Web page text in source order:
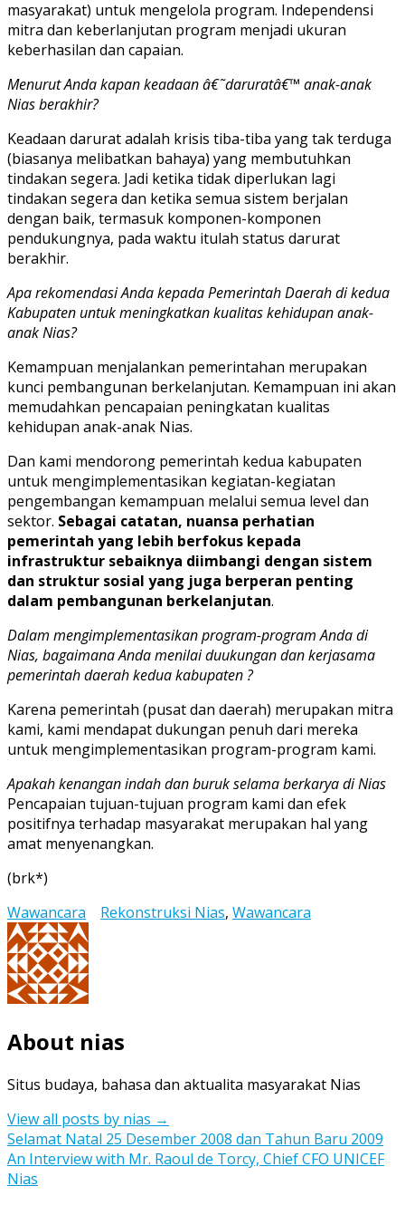
masyarakat) untuk mengelola program. Independensi
mitra dan keberlanjutan program menjadi ukuran
keberhasilan dan capaian.
Menurut Anda kapan keadaan â€˜daruratâ€™ anak-anak
Nias berakhir?
Keadaan darurat adalah krisis tiba-tiba yang tak terduga
(biasanya melibatkan bahaya) yang membutuhkan
tindakan segera. Jadi ketika tidak diperlukan lagi
tindakan segera dan ketika semua sistem berjalan
dengan baik, termasuk komponen-komponen
pendukungnya, pada waktu itulah status darurat
berakhir.
Apa rekomendasi Anda kepada Pemerintah Daerah di kedua
Kabupaten untuk meningkatkan kualitas kehidupan anak-
anak Nias?
Kemampuan menjalankan pemerintahan merupakan
kunci pembangunan berkelanjutan. Kemampuan ini akan
memudahkan pencapaian peningkatan kualitas
kehidupan anak-anak Nias.
Dan kami mendorong pemerintah kedua kabupaten
untuk mengimplementasikan kegiatan-kegiatan
pengembangan kemampuan melalui semua level dan
sektor. Sebagai catatan, nuansa perhatian
pemerintah yang lebih berfokus kepada
infrastruktur sebaiknya diimbangi dengan sistem
dan struktur sosial yang juga berperan penting
dalam pembangunan berkelanjutan.
Dalam mengimplementasikan program-program Anda di
Nias, bagaimana Anda menilai duukungan dan kerjasama
pemerintah daerah kedua kabupaten ?
Karena pemerintah (pusat dan daerah) merupakan mitra
kami, kami mendapat dukungan penuh dari mereka
untuk mengimplementasikan program-program kami.
Apakah kenangan indah dan buruk selama berkarya di Nias
Pencapaian tujuan-tujuan program kami dan efek
positifnya terhadap masyarakat merupakan hal yang
amat menyenangkan.
(brk*)
Wawancara
Rekonstruksi Nias, Wawancara
About nias
Situs budaya, bahasa dan aktualita masyarakat Nias
View all posts by nias →
Post
navigation
Selamat Natal 25 Desember 2008 dan Tahun Baru 2009
An Interview with Mr. Raoul de Torcy, Chief CFO UNICEF
Nias